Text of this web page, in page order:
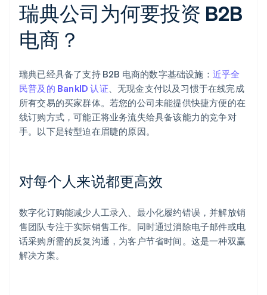
瑞典公司为何要投资 B2B
电商？
瑞典已经具备了支持 B2B 电商的数字基础设施： 近乎全
民普及的 BankID 认证、无现金支付以及习惯于在线完成
所有交易的买家群体。若您的公司未能提供快捷方便的在
线订购方式，可能正将业务流失给具备该能力的竞争对
手。以下是转型迫在眉睫的原因。
对每个人来说都更高效
数字化订购能减少人工录入、最小化履约错误，并解放销
售团队专注于实际销售工作。同时通过消除电子邮件或电
话采购所需的反复沟通，为客户节省时间。这是一种双赢
解决方案。